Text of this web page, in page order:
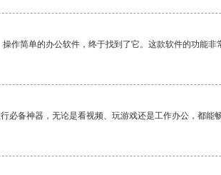
作简单的办公软件，终于找到了它。这款软件的功能
必备神器，无论是看视频、玩游戏还是工作办公，都能